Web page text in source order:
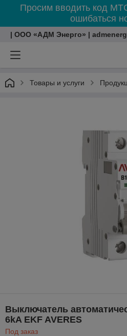
Просим вводить код
ошибаться
| ООО «АДМ Энерго» |
Товары и услуги
Выключатель
6kA EKF AVERES
Под заказ